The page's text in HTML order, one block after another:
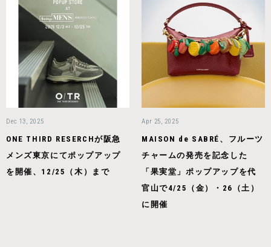
Dec 13, 2025
ONE THIRD RESERCHが阪急
メンズ東京にてポップアップ
を開催、12/25（木）まで
Apr 25, 2025
MAISON de SABRÉ、フルーツ
チャームの発売を記念した
「果実堂」ポップアップを代
官山で4/25（金）・26（土）
に開催